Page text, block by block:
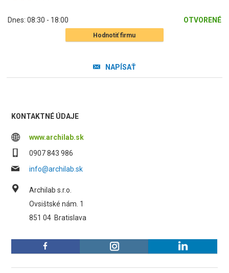
Dnes: 08:30 - 18:00 OTVORENÉ
Hodnotiť firmu
NAPÍSAŤ
KONTAKTNÉ ÚDAJE
www.archilab.sk
0907 843 986
info@archilab.sk
Archilab s.r.o.
Ovsištské nám. 1
851 04 Bratislava